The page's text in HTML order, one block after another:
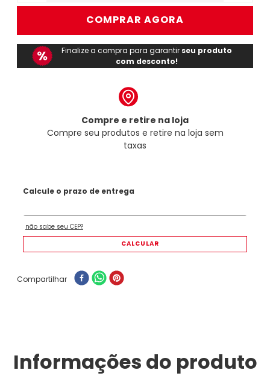
COMPRAR AGORA
Finalize a compra para garantir seu produto
com desconto!
Compre e retire na loja
Compre seu produtos e retire na loja sem
taxas
Compartilhar
Informações do produto